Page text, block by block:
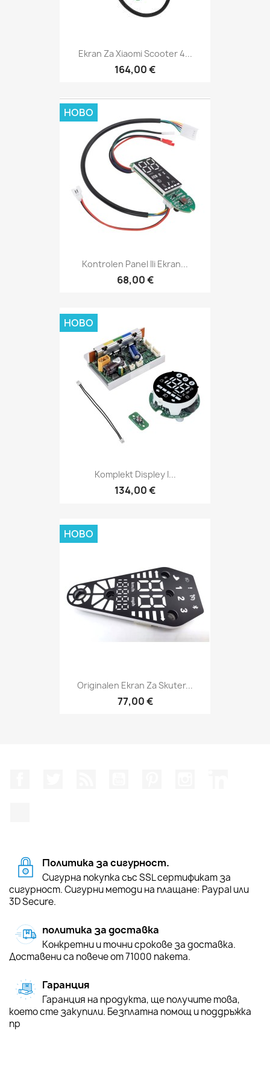
Ekran Za Xiaomi Scooter 4...
164,00 €
Kontrolen Panel Ili Ekran...
68,00 €
НОВО
Komplekt Displey I...
134,00 €
НОВО
Originalen Ekran Za Skuter...
77,00 €
НОВО
Политика за сигурност.
Сигурна покупка със SSL сертификат за
сигурност. Сигурни методи на плащане: Paypal или
3D Secure.
политика за доставка
Конкретни и точни срокове за доставка.
Доставени са повече от 71000 пакета.
Гаранция
Гаранция на продукта, ще получите това,
което сте закупили. Безплатна помощ и поддръжка
пр